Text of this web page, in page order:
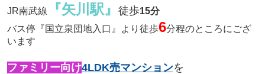
JR南武線 『矢川駅』 徒歩15分
バス停『国立泉団地入口』より徒歩6分程のところにござ
います
ファミリー向け4LDK売マンションを